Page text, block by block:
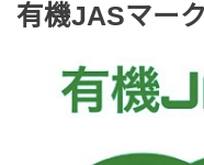
有機JASマーク